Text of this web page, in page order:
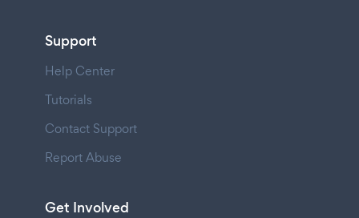
Support
Help Center
Tutorials
Contact Support
Report Abuse
Get Involved